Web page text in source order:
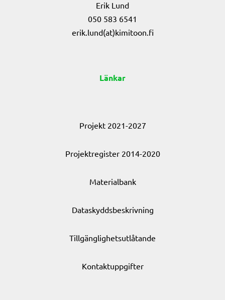
Erik Lund
050 583 6541
erik.lund(at)kimitoon.fi
Länkar
Projekt 2021-2027
Projektregister 2014-2020
Materialbank
Dataskyddsbeskrivning
Tillgänglighetsutlåtande
Kontaktuppgifter